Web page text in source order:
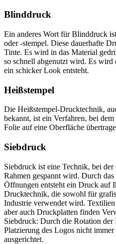
Blinddruck
Ein anderes Wort für Blinddruck
oder -stempel. Diese dauerhafte
Tinte. Es wird in das Material
so schnell abgenutzt wird. Es
ein schicker Look entsteht.
Heißstempel
Die Heißstempel-Drucktechnik,
bekannt, ist ein Verfahren, bei
Folie auf eine Oberfläche
Siebdruck
Siebdruck ist eine Technik, bei
Rahmen gespannt wird. Durch
Öffnungen entsteht ein Druck auf
Drucktechnik, die sowohl für
Industrie verwendet wird.
aber auch Druckplatten finden
Siebdruck: Durch die Rotation der
Platzierung des Logos nicht
ausgerichtet.